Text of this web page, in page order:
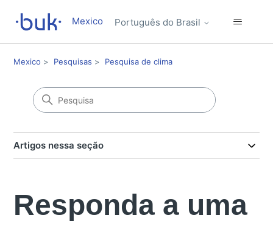
Mexico Português do Brasil
Mexico Pesquisas Pesquisa de clima
Artigos nessa seção
Responda a uma